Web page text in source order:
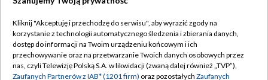
TVP
Abonament TVP
Emisja w TVP
Regulamin TVP
Polityka prywatności
Kliknij "Akceptuję i przechodzę do serwisu", aby wyrazić zgody na
korzystanie z technologii automatycznego śledzenia i zbierania danych,
dostęp do informacji na Twoim urządzeniu końcowym i ich
przechowywanie oraz na przetwarzanie Twoich danych osobowych przez
nas, czyli Telewizję Polską S.A. w likwidacji (zwaną dalej również „TVP”),
Zaufanych Partnerów z IAB* (1201 firm) oraz pozostałych Zaufanych